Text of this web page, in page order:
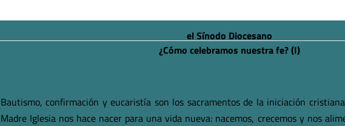
el Sínodo Diocesano
¿Cómo celebramos nuestra fe? (I)
Bautismo, confirmación y eucaristía son los sacramentos de la iniciación
Madre Iglesia nos hace nacer para una vida nueva: nacemos, crecemos y nos